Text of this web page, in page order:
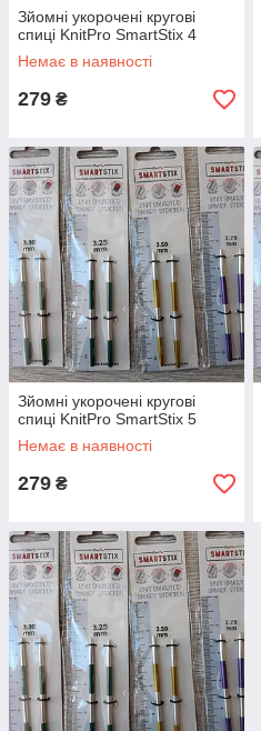
Зйомні укорочені кругові
спиці KnitPro SmartStix 4
Немає в наявності
279 ₴
Зйомні укорочені кругові
спиці KnitPro SmartStix 5
Немає в наявності
279 ₴